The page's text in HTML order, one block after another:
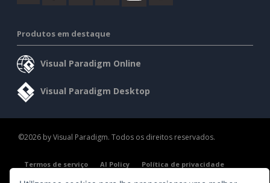
Produtos em destaque
Visual Paradigm Online
Visual Paradigm Desktop
©2026 by Visual Paradigm. Todos os direitos reservados.
Termos de serviço AI Policy
Política de privacidade
Content Guidelines
Visão geral da segurança